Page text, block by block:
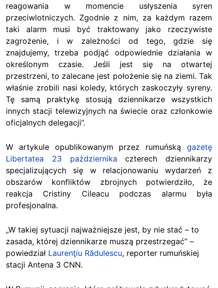
reagowania w momencie usłyszenia syren
przeciwlotniczych. Zgodnie z nim, za każdym razem
taki alarm musi być traktowany jako rzeczywiste
zagrożenie, i w zależności od tego, gdzie się
znajdujemy, trzeba podjąć odpowiednie działania w
określonym czasie. Jeśli jest się na otwartej
przestrzeni, to zalecane jest położenie się na ziemi. Tak
właśnie zrobili nasi koledy, których zaskoczyły syreny.
Tę samą praktykę stosują dziennikarze wszystkich
innych stacji telewizyjnych na świecie oraz członkowie
oficjalnych delegacji”.
W artykule opublikowanym przez rumuńską gazetę
Libertatea 23 października czterech dziennikarzy
specjalizujących się w relacjonowaniu wydarzeń z
obszarów konfliktów zbrojnych potwierdziło, że
reakcja Cristiny Cileacu podczas alarmu była
profesjonalna.
„W takiej sytuacji najważniejsze jest, by nie stać – to
zasada, której dziennikarze muszą przestrzegać” –
powiedział Laurenţiu Rădulescu, reporter rumuńskiej
stacji Antena 3 CNN.